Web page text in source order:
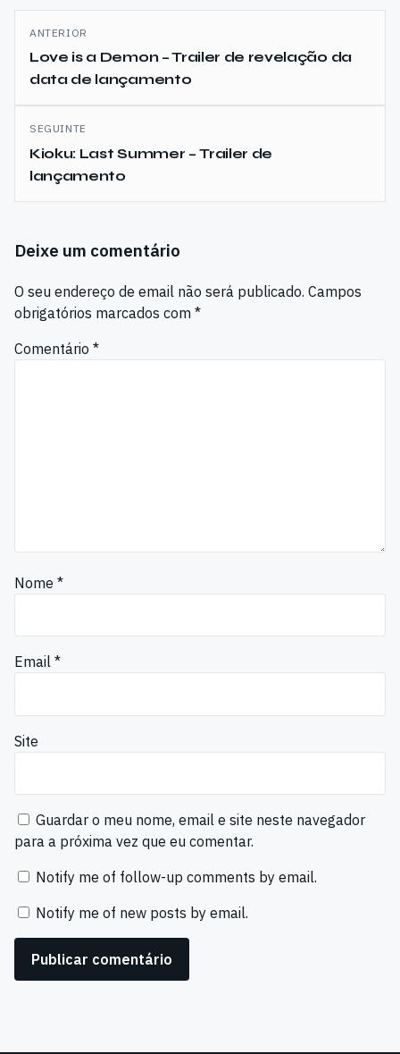
Navegação
de
artigos
ANTERIOR
Love is a Demon – Trailer de revelação da
data de lançamento
SEGUINTE
Kioku: Last Summer – Trailer de
lançamento
Deixe um comentário
O seu endereço de email não será publicado. Campos
obrigatórios marcados com *
Comentário *
Nome *
Email *
Site
Guardar o meu nome, email e site neste navegador
para a próxima vez que eu comentar.
Notify me of follow-up comments by email.
Notify me of new posts by email.